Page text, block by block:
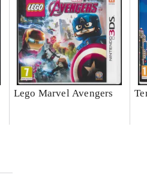
Lego Marvel Avengers